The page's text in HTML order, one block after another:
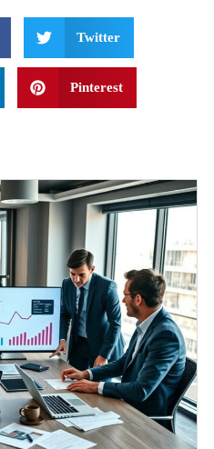
Twitter
Pinterest